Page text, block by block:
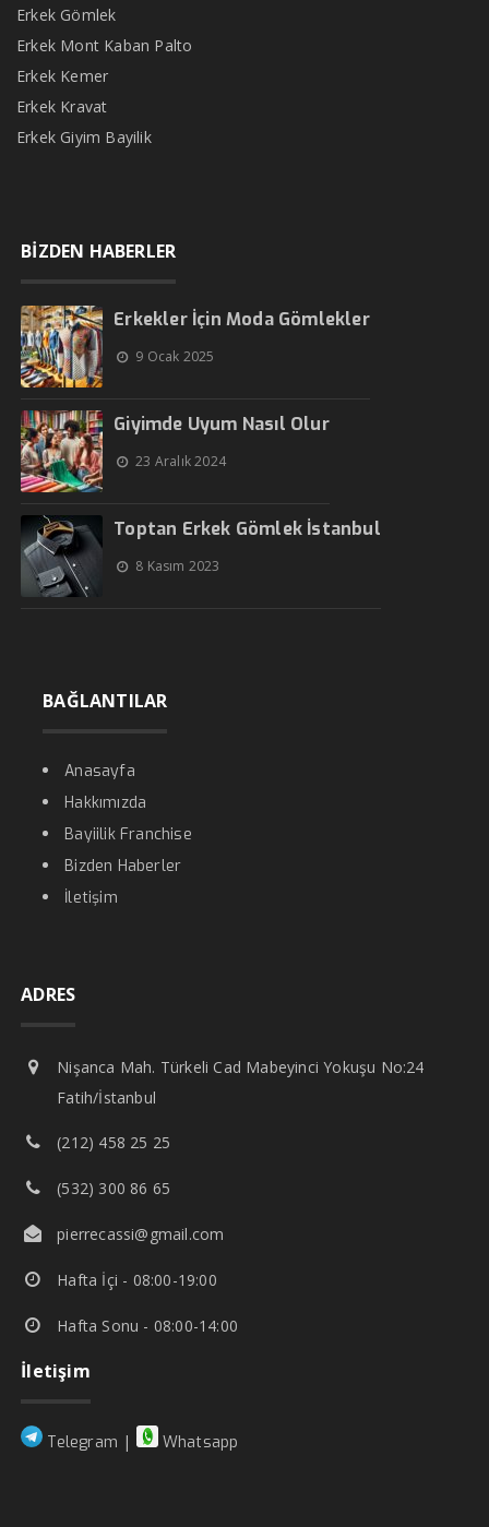
Erkek Gömlek
Erkek Mont Kaban Palto
Erkek Kemer
Erkek Kravat
Erkek Giyim Bayilik
BİZDEN HABERLER
Erkekler İçin Moda Gömlekler
9 Ocak 2025
Giyimde Uyum Nasıl Olur
23 Aralık 2024
Toptan Erkek Gömlek İstanbul
8 Kasım 2023
BAĞLANTILAR
Anasayfa
Hakkımızda
Bayiilik Franchise
Bizden Haberler
İletişim
ADRES
Nişanca Mah. Türkeli Cad Mabeyinci Yokuşu No:24
Fatih/İstanbul
(212) 458 25 25
(532) 300 86 65
pierrecassi@gmail.com
Hafta İçi - 08:00-19:00
Hafta Sonu - 08:00-14:00
İletişim
Telegram | Whatsapp